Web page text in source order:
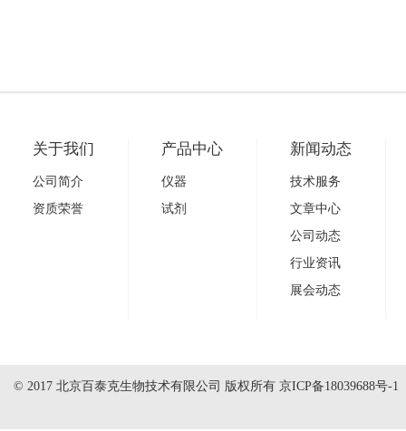
关于我们
公司简介
资质荣誉
产品中心
仪器
试剂
新闻动态
技术服务
文章中心
公司动态
行业资讯
展会动态
© 2017 北京百泰克生物技术有限公司 版权所有 京ICP备18039688号-1